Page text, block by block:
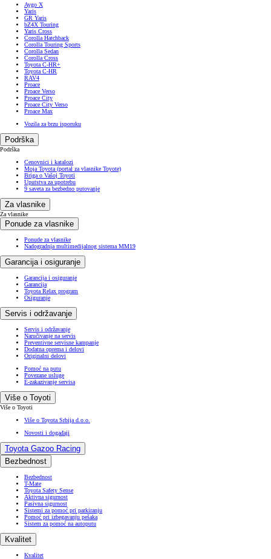
Aygo X
Yaris
GR Yaris
bZ4X Touring
Yaris Cross
Corolla Hatchback
Corolla Touring Sports
Corolla Sedan
Corolla Cross
Toyota C-HR+
Toyota C-HR
RAV4
Proace
Proace Verso
Proace City
Proace City Verso
Proace Max
Vozila za brzu isporuku
Podrška
Podrška
Cenovnici i katalozi
Moja Toyota (portal za vlasnike Toyote)
Briga o Vašoj Toyoti
Uputstva za upotrebu
9 saveta za bezbedno putovanje
Za vlasnike
Za vlasnike
Ponude za vlasnike
Ponude za vlasnike
Nadogradnja multimedijalnog sistema MM19
Garancija i osiguranje
Garancija i osiguranje
Garancija
Toyota Relax program
Osiguranje
Servis i održavanje
Servis i održavanje
Naručivanje na servis
Preventivne servisne kampanje
Dodatna oprema i delovi
Originalni delovi
Pomoć na putu
Povezane usluge
E-zakazivanje servisa
Više o Toyoti
Više o Toyoti
Više o Toyota Srbija d.o.o.
Novosti i događaji
Toyota Gazoo Racing
Bezbednost
Bezbednost
T-Mate
Toyota Safety Sense
Aktivna sigurnost
Pasivna sigurnost
Sistemi za pomoć pri parkiranju
Pomoć pri izbegavanju pešaka
Sistem za pomoć na autoputu
Kvalitet
Kvalitet